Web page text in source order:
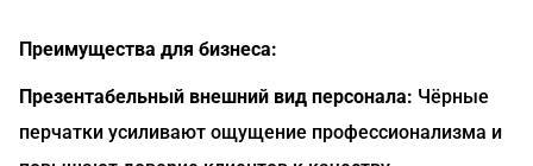
Преимущества для бизнеса:
Презентабельный внешний вид персонала: Чёрные
перчатки усиливают ощущение профессионализма и